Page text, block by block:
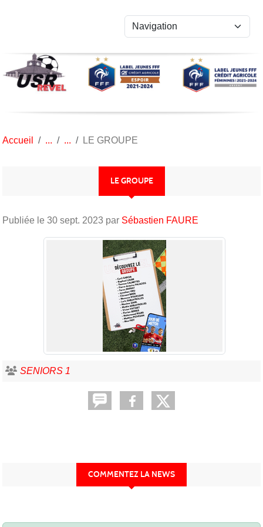
Accueil LE GROUPE
LE GROUPE
Publiée le 30 sept. 2023 par Sébastien FAURE
SENIORS 1
COMMENTEZ LA NEWS